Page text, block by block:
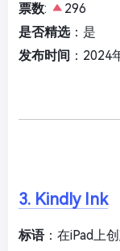
票数:
296
是否精选：是
发布时间 ：2024
3. Kindly Ink
标语：在iPad上